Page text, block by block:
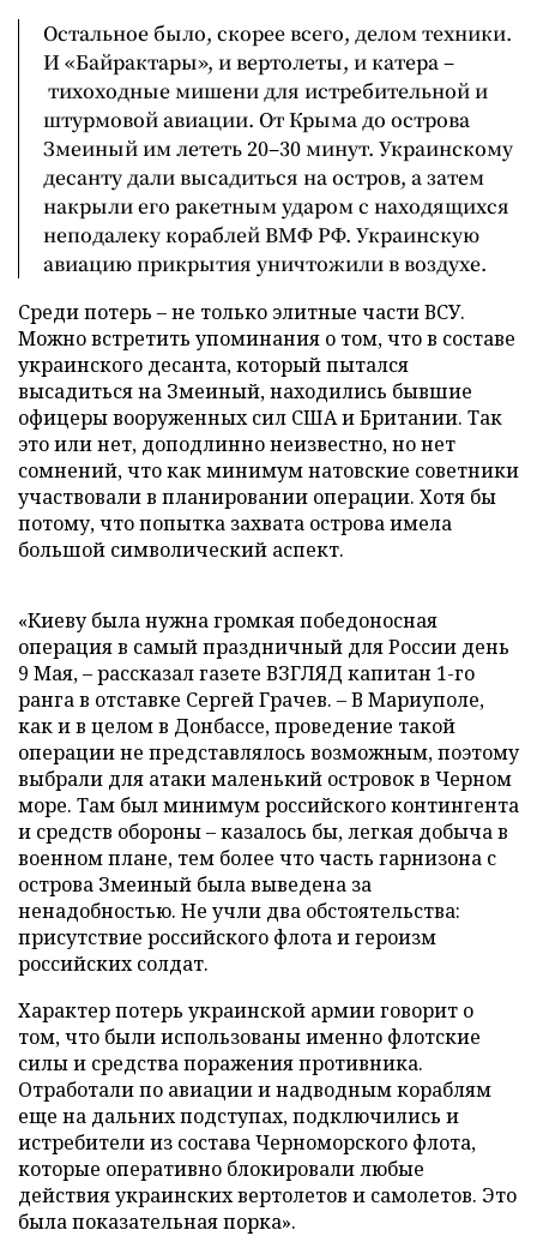
Остальное было, скорее всего, делом техники.
И «Байрактары», и вертолеты, и катера –
тихоходные мишени для истребительной и
штурмовой авиации. От Крыма до острова
Змеиный им лететь 20–30 минут. Украинскому
десанту дали высадиться на остров, а затем
накрыли его ракетным ударом с находящихся
неподалеку кораблей ВМФ РФ. Украинскую
авиацию прикрытия уничтожили в воздухе.
Среди потерь – не только элитные части ВСУ.
Можно встретить упоминания о том, что в составе
украинского десанта, который пытался
высадиться на Змеиный, находились бывшие
офицеры вооруженных сил США и Британии. Так
это или нет, доподлинно неизвестно, но нет
сомнений, что как минимум натовские советники
участвовали в планировании операции. Хотя бы
потому, что попытка захвата острова имела
большой символический аспект.
«Киеву была нужна громкая победоносная
операция в самый праздничный для России день
9 Мая, – рассказал газете ВЗГЛЯД капитан 1-го
ранга в отставке Сергей Грачев. – В Мариуполе,
как и в целом в Донбассе, проведение такой
операции не представлялось возможным, поэтому
выбрали для атаки маленький островок в Черном
море. Там был минимум российского контингента
и средств обороны – казалось бы, легкая добыча в
военном плане, тем более что часть гарнизона с
острова Змеиный была выведена за
ненадобностью. Не учли два обстоятельства:
присутствие российского флота и героизм
российских солдат.
Характер потерь украинской армии говорит о
том, что были использованы именно флотские
силы и средства поражения противника.
Отработали по авиации и надводным кораблям
еще на дальних подступах, подключились и
истребители из состава Черноморского флота,
которые оперативно блокировали любые
действия украинских вертолетов и самолетов. Это
была показательная порка».